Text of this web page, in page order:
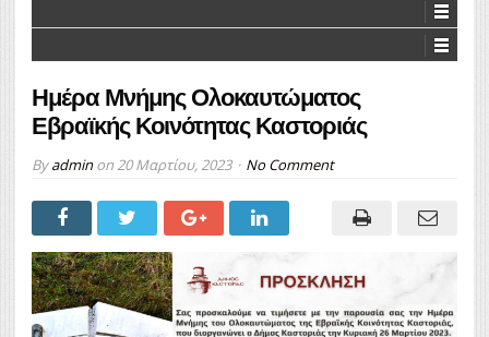
Ημέρα Μνήμης Ολοκαυτώματος
Εβραϊκής Κοινότητας Καστοριάς
Byadminon 20 Μαρτίου, 2023 No Comment